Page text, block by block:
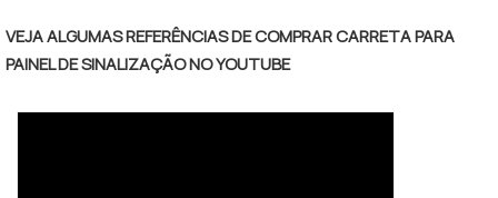
VERSÁTILOs pick-ups atuam como
descendentes dos caminhões, porém,
Entretanto, os serviços proporcionados
VEJA ALGUMAS REFERÊNCIAS DE COMPRAR CARRETA PARA
PAINEL DE SINALIZAÇÃO NO YOUTUBE